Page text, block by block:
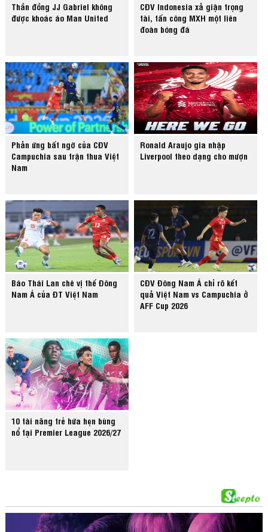
Thần đồng JJ Gabriel không
được khoác áo Man United
CĐV Indonesia xả giận trọng
tài, tấn công MXH một liên
đoàn bóng đá
Phản ứng bất ngờ của CĐV
Campuchia sau trận thua Việt
Nam
Ronald Araujo gia nhập
Liverpool theo dạng cho mượn
Báo Thái Lan chê vị thế Đông
Nam Á của ĐT Việt Nam
CĐV Đông Nam Á chỉ rõ kết
quả Việt Nam vs Campuchia ở
AFF Cup 2026
10 tài năng trẻ hứa hẹn bùng
nổ tại Premier League 2026/27